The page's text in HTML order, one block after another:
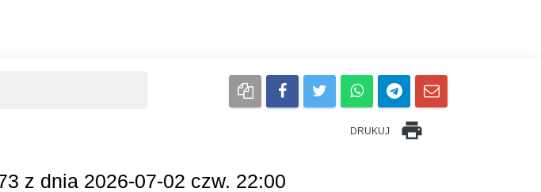
DRUKUJ print
z dnia 2026-07-02 czw. 22:00